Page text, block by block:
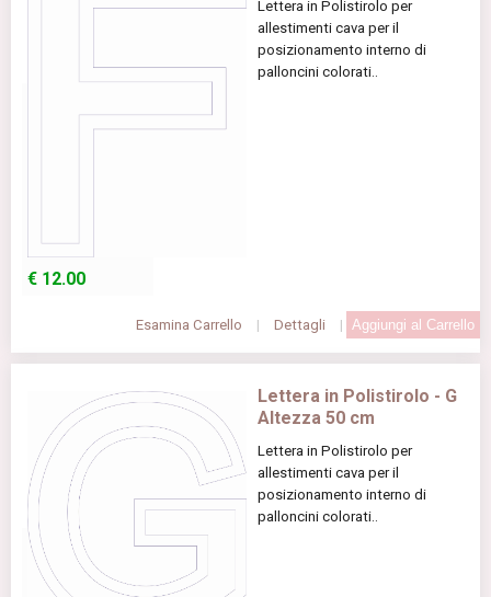
Lettera in Polistirolo per
allestimenti cava per il
posizionamento interno di
palloncini colorati..
€ 12.00
Esamina Carrello | Dettagli |
Lettera in Polistirolo - G
Altezza 50 cm
Lettera in Polistirolo per
allestimenti cava per il
posizionamento interno di
palloncini colorati..